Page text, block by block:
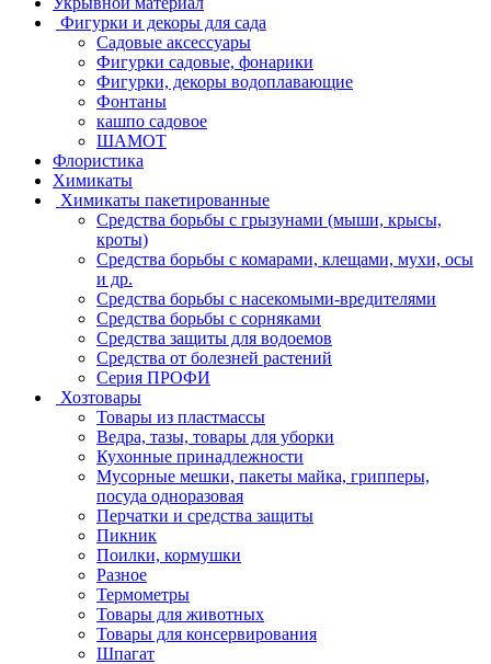
Фигурки и декоры для сада
Садовые аксессуары
Фигурки садовые, фонарики
Фигурки, декоры водоплавающие
Фонтаны
кашпо садовое
ШАМОТ
Флористика
Химикаты
Химикаты пакетированные
Средства борьбы с грызунами (мыши, крысы,
кроты)
Средства борьбы с комарами, клещами, мухи, осы
и др.
Средства борьбы с насекомыми-вредителями
Средства борьбы с сорняками
Средства защиты для водоемов
Средства от болезней растений
Серия ПРОФИ
Хозтовары
Товары из пластмассы
Ведра, тазы, товары для уборки
Кухонные принадлежности
Мусорные мешки, пакеты майка, грипперы,
посуда одноразовая
Перчатки и средства защиты
Пикник
Поилки, кормушки
Разное
Термометры
Товары для животных
Товары для консервирования
Шпагат